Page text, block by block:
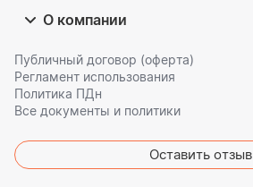
О компании
Публичный договор (оферта)
Регламент использования
Политика ПДн
Все документы и политики
Оставить отзыв